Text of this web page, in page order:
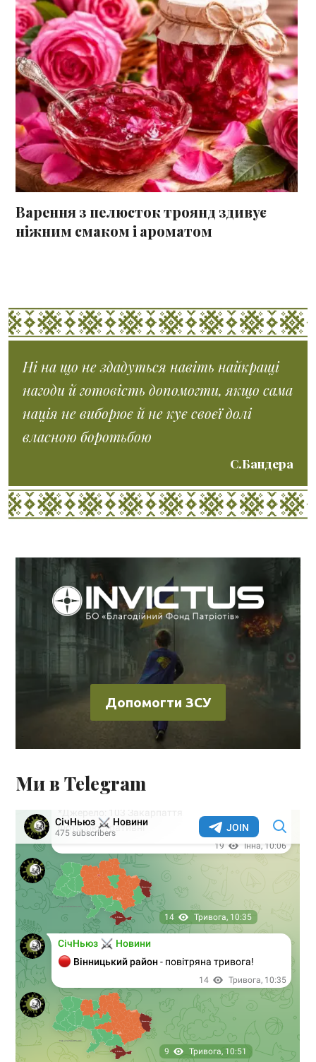
Варення з пелюсток троянд здивує
ніжним смаком і ароматом
Ні на що не здадуться навіть найкращі
нагоди й готовість допомогти, якщо сама
нація не виборює й не кує своєї долі
власною боротьбою
С.Бандера
Допомогти ЗСУ
Ми в Telegram